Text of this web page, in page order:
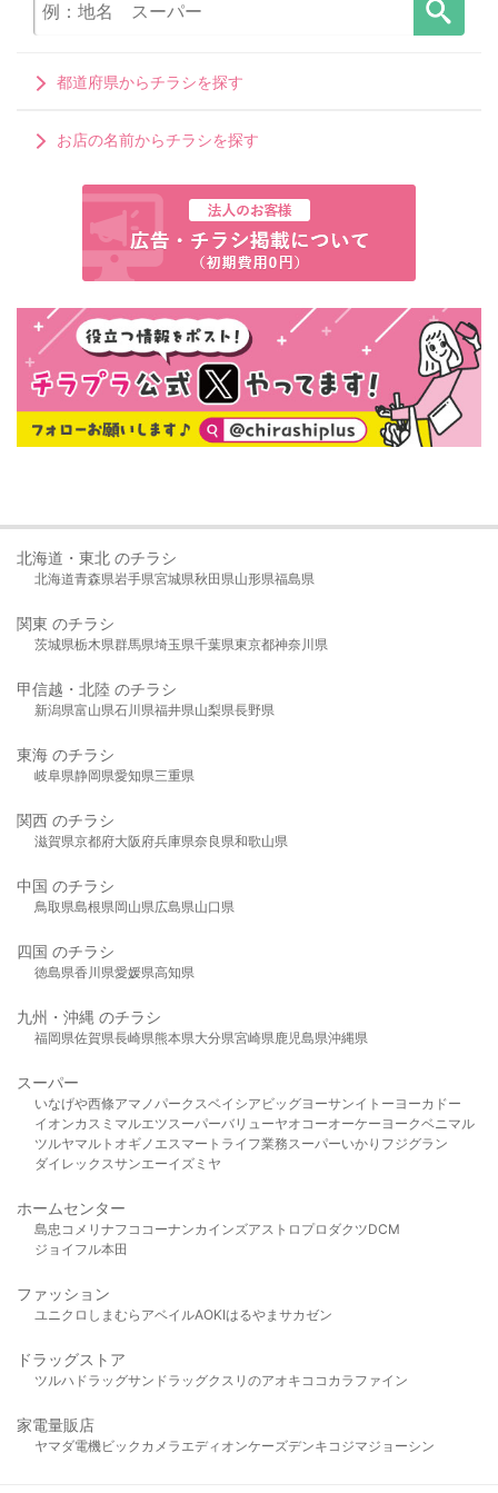
都道府県からチラシを探す
お店の名前からチラシを探す
北海道・東北 のチラシ
北海道青森県岩手県宮城県秋田県山形県福島県
関東 のチラシ
茨城県栃木県群馬県埼玉県千葉県東京都神奈川県
甲信越・北陸 のチラシ
新潟県富山県石川県福井県山梨県長野県
東海 のチラシ
岐阜県静岡県愛知県三重県
関西 のチラシ
滋賀県京都府大阪府兵庫県奈良県和歌山県
中国 のチラシ
鳥取県島根県岡山県広島県山口県
四国 のチラシ
徳島県香川県愛媛県高知県
九州・沖縄 のチラシ
福岡県佐賀県長崎県熊本県大分県宮崎県鹿児島県沖縄県
スーパー
いなげや西條アマノパークスベイシア ビッグヨーサンイトーヨーカドー
イオンカスミ マルエツスーパーバリューヤオコーオーケー ヨークベニマル
ツルヤマルト オギノ エスマート ライフ業務スーパーいかり フジグラン
ダイレックスサンエーイズミヤ
ホームセンター
島忠 コメリ ナフコ コーナンカインズアストロプロダクツDCM
ジョイフル本田
ファッション
ユニクロ しまむら アベイルAOKIはるやま サカゼン
ドラッグストア
ツルハドラッグサンドラッグクスリのアオキ ココカラファイン
家電量販店
ヤマダ電機ビックカメラ エディオンケーズデンキ コジマジョーシン